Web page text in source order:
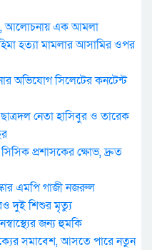
আলোচনায় এক আমলা
হত্যা মামলার আসামির ওপর
অভিযোগ সিলেটের কনটেন্ট
ছাত্রদল নেতা হাসিবুর ও তারেক
প্রশাসকের ক্ষোভ, দ্রুত
এমপি গাজী নজরুল
দুই শিশুর মৃত্যু
জন্য হুমকি
সমাবেশ, আসতে পারে নতুন